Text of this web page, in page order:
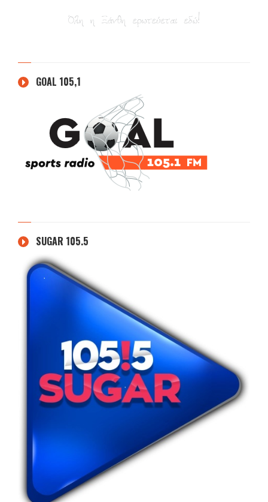
GOAL 105,1
SUGAR 105.5